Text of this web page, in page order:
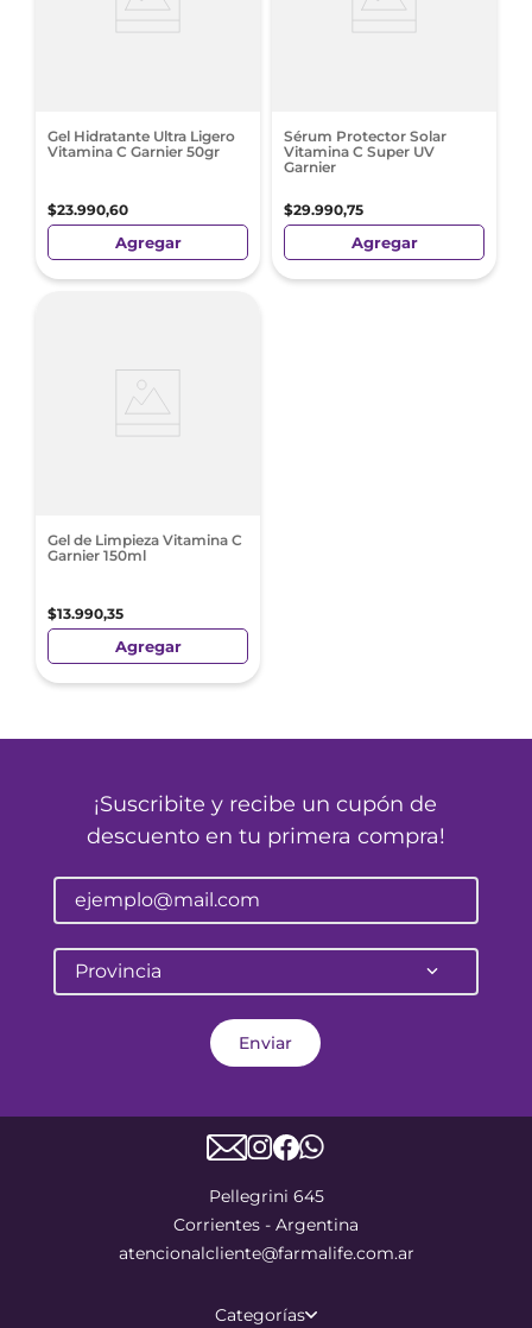
Gel Hidratante Ultra Ligero
Vitamina C Garnier 50gr
$23.990,60
Agregar
Sérum Protector Solar
Vitamina C Super UV
Garnier​
$29.990,75
Agregar
Gel de Limpieza Vitamina C
Garnier 150ml
$13.990,35
Agregar
¡Suscribite y recibe un cupón de
descuento en tu primera compra!
Provincia
Enviar
Pellegrini 645
Corrientes - Argentina
atencionalcliente@farmalife.com.ar
Categorías